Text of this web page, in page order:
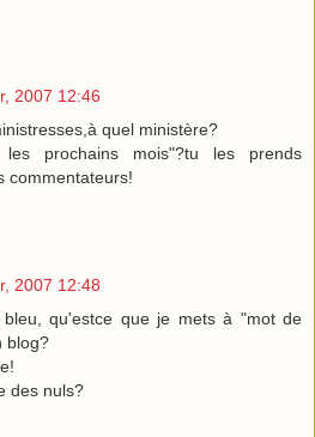
2007 12:46
quel ministère?
les prochains mois"?tu les prends
commentateurs!
2007 12:48
qu'estce que je mets à "mot de
blog?
des nuls?